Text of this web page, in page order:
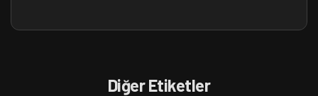
Diğer Etiketler